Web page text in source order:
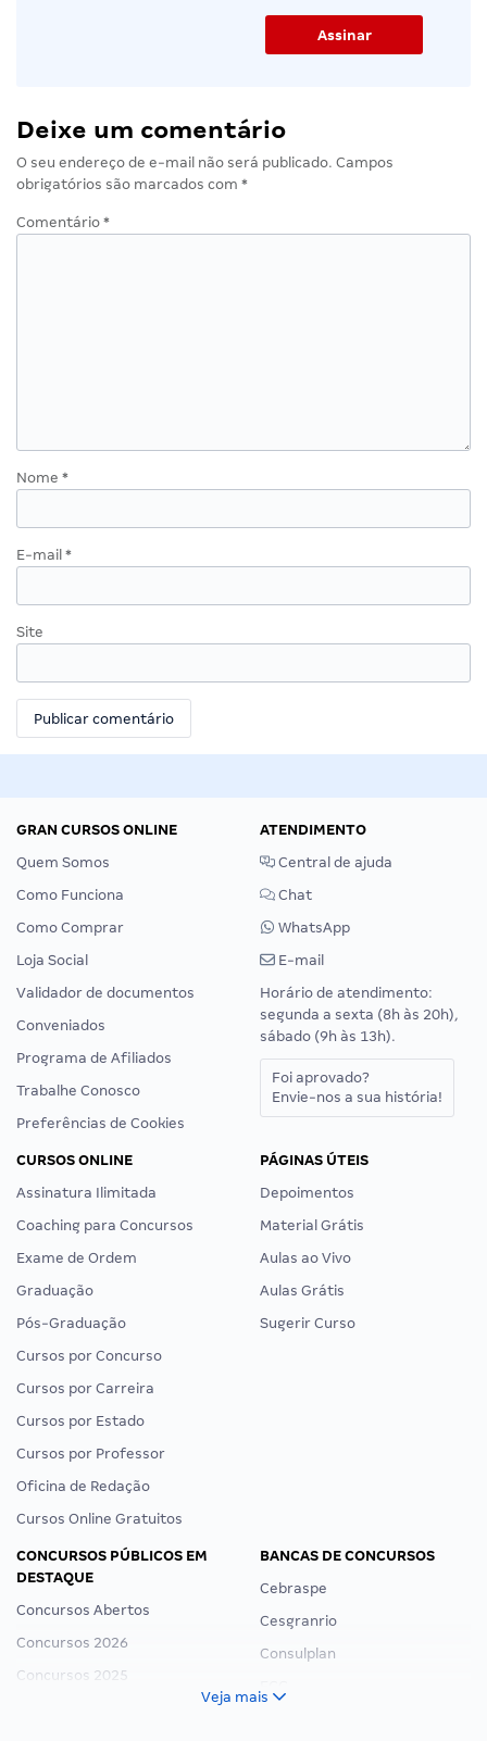
Deixe um comentário
O seu endereço de e-mail não será publicado. Campos
obrigatórios são marcados com *
Comentário *
Nome *
E-mail *
Site
GRAN CURSOS ONLINE
Quem Somos
Como Funciona
Como Comprar
Loja Social
Validador de documentos
Conveniados
Programa de Afiliados
Trabalhe Conosco
Preferências de Cookies
ATENDIMENTO
Central de ajuda
Chat
WhatsApp
E-mail
Horário de atendimento:
segunda a sexta (8h às 20h),
sábado (9h às 13h).
Foi aprovado?
Envie-nos a sua história!
CURSOS ONLINE
Assinatura Ilimitada
Coaching para Concursos
Exame de Ordem
Graduação
Pós-Graduação
Cursos por Concurso
Cursos por Carreira
Cursos por Estado
Cursos por Professor
Oficina de Redação
Cursos Online Gratuitos
PÁGINAS ÚTEIS
Depoimentos
Material Grátis
Aulas ao Vivo
Aulas Grátis
Sugerir Curso
CONCURSOS PÚBLICOS EM
DESTAQUE
Concursos Abertos
Concursos 2026
Concursos 2025
BANCAS DE CONCURSOS
Cebraspe
Cesgranrio
Consulplan
Veja mais